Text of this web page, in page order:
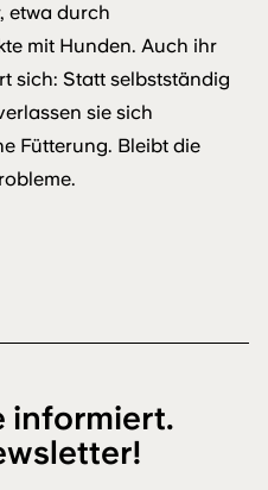
etwa durch
mit Hunden. Auch ihr
sich: Statt selbstständig
sie sich
Fütterung. Bleibt die
informiert.